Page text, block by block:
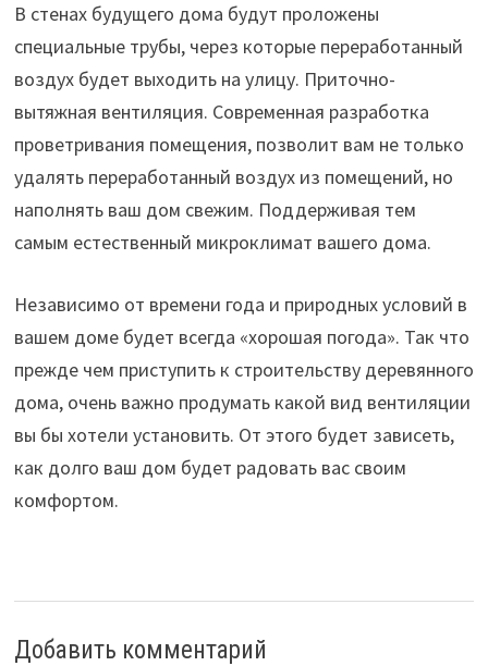
В стенах будущего дома будут проложены
специальные трубы, через которые переработанный
воздух будет выходить на улицу. Приточно-
вытяжная вентиляция. Современная разработка
проветривания помещения, позволит вам не только
удалять переработанный воздух из помещений, но
наполнять ваш дом свежим. Поддерживая тем
самым естественный микроклимат вашего дома.
Независимо от времени года и природных условий в
вашем доме будет всегда «хорошая погода». Так что
прежде чем приступить к строительству деревянного
дома, очень важно продумать какой вид вентиляции
вы бы хотели установить. От этого будет зависеть,
как долго ваш дом будет радовать вас своим
комфортом.
Добавить комментарий